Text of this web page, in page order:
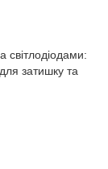
світлодіодами:
затишку та